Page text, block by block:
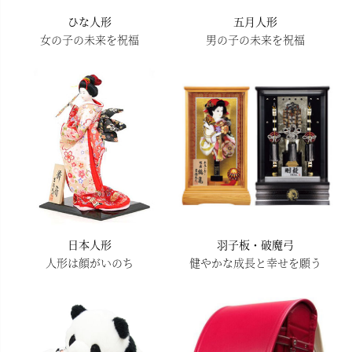
ひな人形
女の子の未来を祝福
五月人形
男の子の未来を祝福
日本人形
人形は顔がいのち
羽子板・破魔弓
健やかな成長と幸せを願う